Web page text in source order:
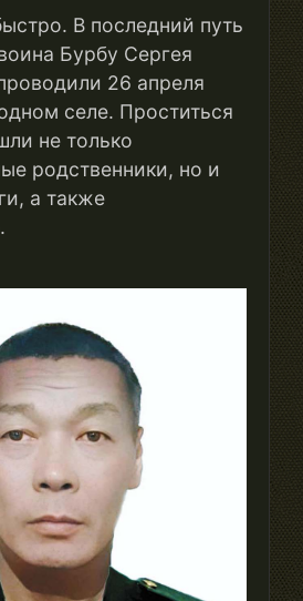
В последний путь
Бурбу Сергея
26 апреля
селе. Проститься
не только
родственники, но и
а также